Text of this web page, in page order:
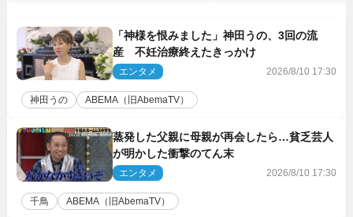
「神様を恨みました」神田うの、3回の流
産 不妊治療終えたきっかけ
エンタメ 2026/8/10 17:30
神田うの ABEMA（旧AbemaTV）
蒸発した父親に母親が再会したら…貧乏芸人
が明かした衝撃のてん末
エンタメ 2026/8/10 17:30
千鳥 ABEMA（旧AbemaTV）